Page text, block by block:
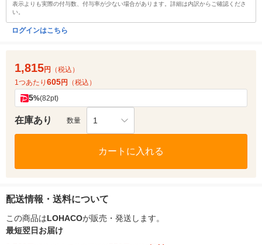
表示よりも実際の付与数、付与率が少ない場合があります。詳細は内訳からご確認くださ
い。
ログインはこちら
1,815円
（税込）
1つあたり 605円 （税込）
5%(82pt)
在庫あり 数量 1
カートに入れる
配送情報・送料について
この商品はLOHACOが販売・発送します。
最短翌日お届け